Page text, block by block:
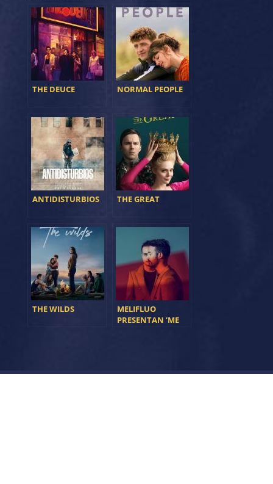
THE DEUCE NORMAL PEOPLE
ANTIDISTURBIOS THE GREAT
THE WILDS
MELIFLUO
PRESENTAN ‘ME